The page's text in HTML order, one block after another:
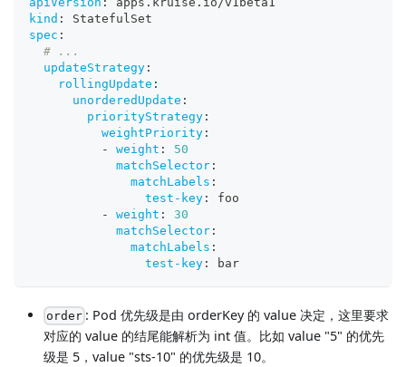
kind :
StatefulSet
spec :
# ...
updateStrategy :
rollingUpdate :
unorderedUpdate :
priorityStrategy :
weightPriority :
-
weight :
50
matchSelector :
matchLabels :
test-key :
foo
-
weight :
30
matchSelector :
matchLabels :
test-key : bar
order : Pod 优先级是由 orderKey 的 value 决定，这里要求
对应的 value 的结尾能解析为 int 值。比如 value "5" 的优先
级是 5，value "sts-10" 的优先级是 10。